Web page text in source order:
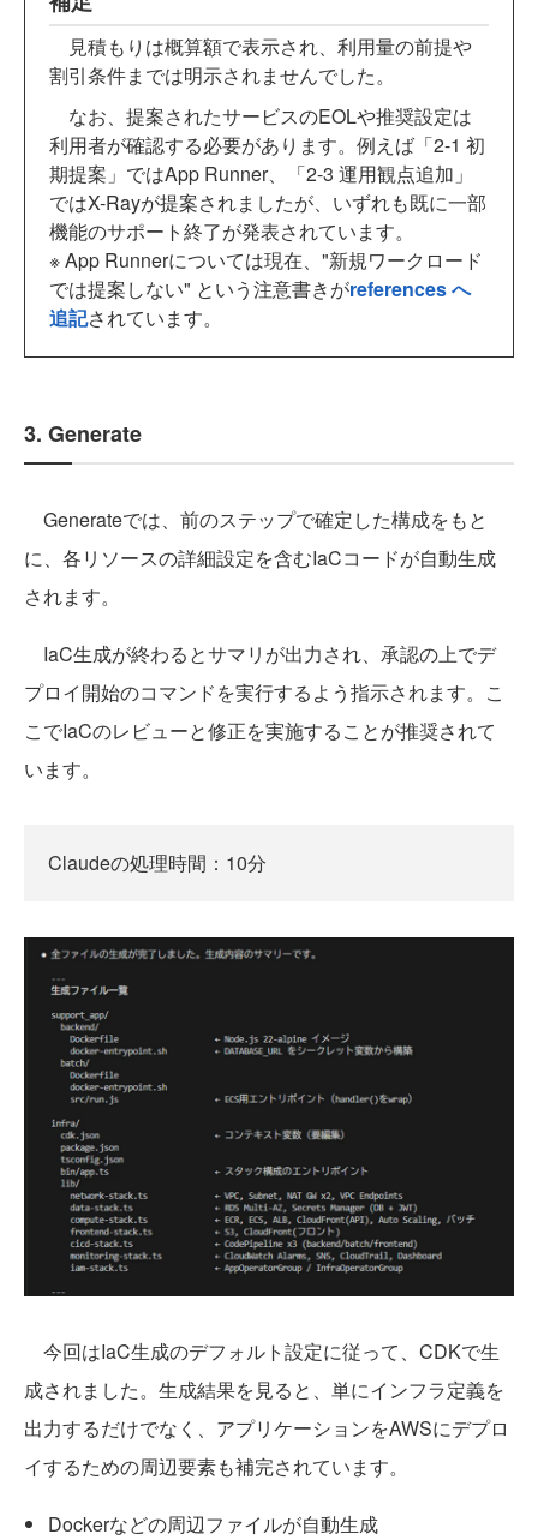
見積もりは概算額で表示され、利用量の前提や
割引条件までは明示されませんでした。
なお、提案されたサービスのEOLや推奨設定は
利用者が確認する必要があります。例えば「2-1 初
期提案」ではApp Runner、「2-3 運用観点追加」
ではX-Rayが提案されましたが、いずれも既に一部
機能のサポート終了が発表されています。
※ App Runnerについては現在、"新規ワークロード
では提案しない" という注意書きがreferences へ
追記されています。
3. Generate
Generateでは、前のステップで確定した構成をもと
に、各リソースの詳細設定を含むIaCコードが自動生成
されます。
IaC生成が終わるとサマリが出力され、承認の上でデ
プロイ開始のコマンドを実行するよう指示されます。こ
こでIaCのレビューと修正を実施することが推奨されて
います。
Claudeの処理時間：10分
今回はIaC生成のデフォルト設定に従って、CDKで生
成されました。生成結果を見ると、単にインフラ定義を
出力するだけでなく、アプリケーションをAWSにデプロ
イするための周辺要素も補完されています。
Dockerなどの周辺ファイルが自動生成